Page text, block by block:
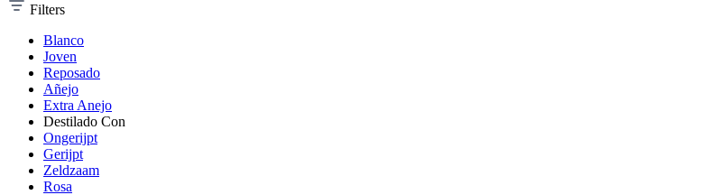
Filters
Blanco
Joven
Reposado
Añejo
Extra Anejo
Destilado Con
Ongerijpt
Gerijpt
Zeldzaam
Rosa